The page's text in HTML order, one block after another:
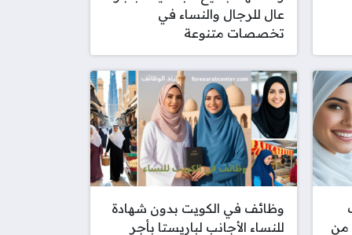
عال للرجال والنساء في
تخصصات متنوعة
من
وظائف في الكويت بدون شهادة
للنساء الأجانب لباريستا بأجر